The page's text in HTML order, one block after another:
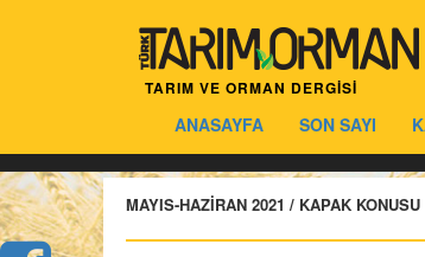
TARIM VE ORMAN DERGİSİ
ANASAYFA SON SAYI
MAYIS-HAZİRAN 2021 / KAPAK KONUSU